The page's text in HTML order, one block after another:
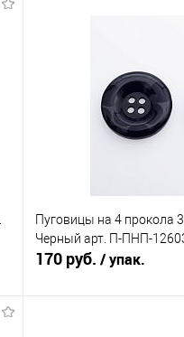
В избранное
Пуговицы на 4 прокола
Черный арт. П-ПНП-
170 руб. / упак.